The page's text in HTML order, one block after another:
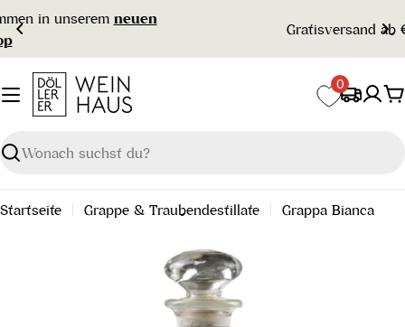
Inhalt
springen
Gratisversand ab € 99 🇦🇹
Suchen
0
Startseite Grappe & Traubendestillate Grappa Bianca